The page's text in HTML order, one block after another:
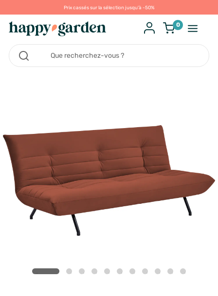
Prix cassés sur la sélection jusqu'à -50%
0